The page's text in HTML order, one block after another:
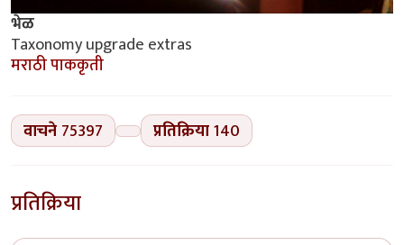
भेळ
Taxonomy upgrade extras
मराठी पाककृती
वाचने 75397 प्रतिक्रिया140
प्रतिक्रिया